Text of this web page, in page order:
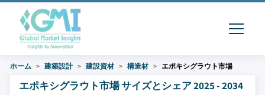
ホーム 建築設計 建設資材 構造材 エポキシグラウト市場
エポキシグラウト市場 サイズとシェア 2025 - 2034